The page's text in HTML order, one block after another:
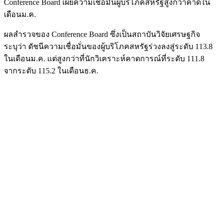
Conference Board เผยความเชื่อมั่นผู้บริโภคสหรัฐสูงกว่าคาดใน
เดือนม.ค.
ผลสำรวจของ Conference Board ซึ่งเป็นสถาบันวิจัยเศรษฐกิจ
ระบุว่า ดัชนีความเชื่อมั่นของผู้บริโภคสหรัฐร่วงลงสู่ระดับ 113.8
ในเดือนม.ค. แต่สูงกว่าที่นักวิเคราะห์คาดการณ์ที่ระดับ 111.8
จากระดับ 115.2 ในเดือนธ.ค.